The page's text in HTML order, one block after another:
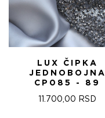
LUX ČIPKA
JEDNOBOJNA
CP085 - 89
11.700,00 RSD